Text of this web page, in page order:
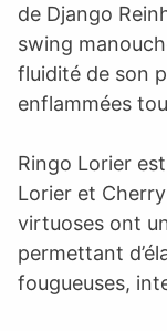
de Django
swing
fluidité de son
enflammées
Ringo Lorier
Lorier et
virtuoses ont
permettant
fougueuses,